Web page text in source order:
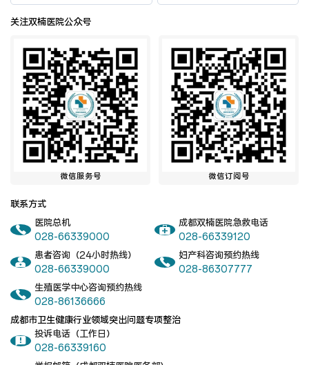
关注双楠医院公众号
微信服务号 微信订阅号
联系方式
医院总机
028-66339000
成都双楠医院急救电话
028-66339120
患者咨询（24小时热线）
028-66339000
妇产科咨询预约热线
028-86307777
生殖医学中心咨询预约热线
028-86136666
成都市卫生健康行业领域突出问题专项整治
投诉电话（工作日）
028-66339160